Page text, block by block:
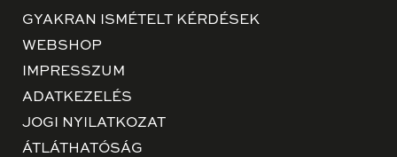
GYAKRAN ISMÉTELT KÉRDÉSEK
WEBSHOP
IMPRESSZUM
ADATKEZELÉS
JOGI NYILATKOZAT
ÁTLÁTHATÓSÁG